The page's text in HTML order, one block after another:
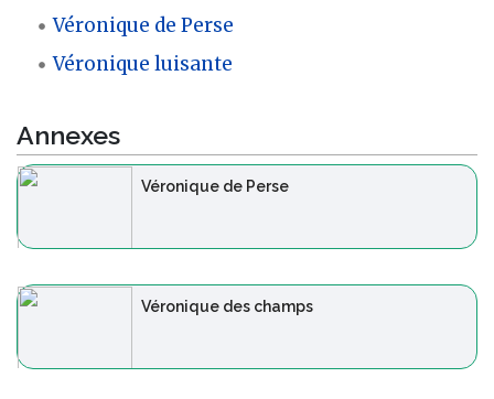
Véronique de Perse
Véronique luisante
Annexes
Véronique de Perse
Véronique des champs